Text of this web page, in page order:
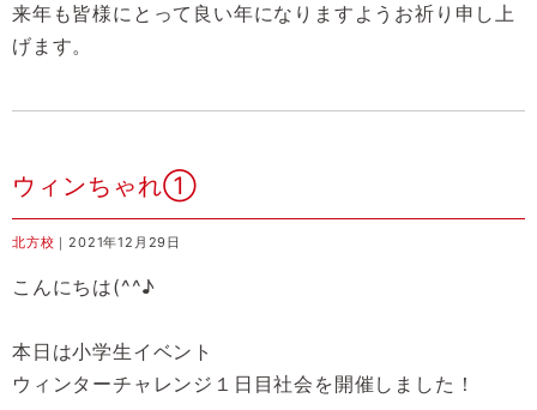
来年も皆様にとって良い年になりますようお祈り申し上
げます。
ウィンちゃれ①
北方校 ｜2021年12月29日
こんにちは(^^♪
本日は小学生イベント
ウィンターチャレンジ１日目社会を開催しました！